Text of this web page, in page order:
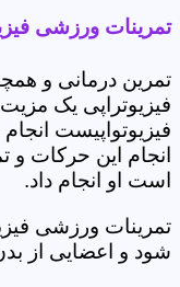
تمرینات ورزشی
تمرین درمانی و
فیزیوتراپی یک
فیزیوتواپیست
انجام این حرکات و
است او انجام داد.
تمرینات ورزشی
شود و اعضایی از